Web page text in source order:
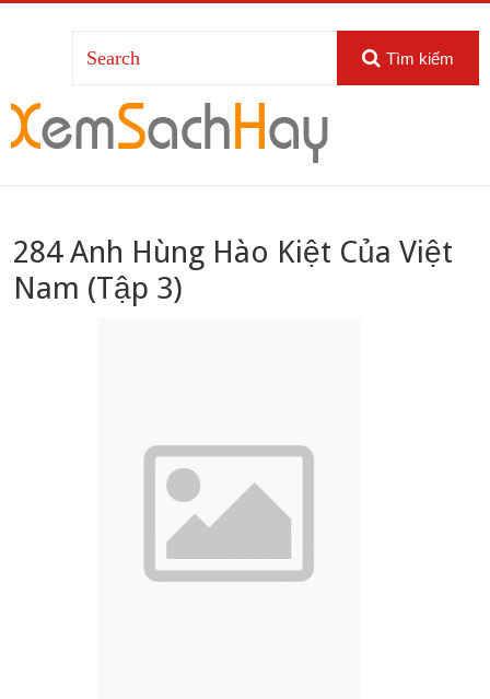
Tìm kiếm
284 Anh Hùng Hào Kiệt Của Việt
Nam (Tập 3)